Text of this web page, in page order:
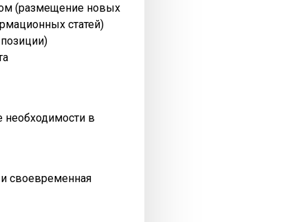
(размещение новых
статей)
в
и своевременная